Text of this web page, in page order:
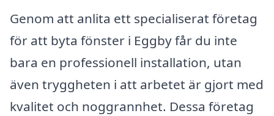
Genom att anlita ett specialiserat företag
för att byta fönster i Eggby får du inte
bara en professionell installation, utan
även tryggheten i att arbetet är gjort med
kvalitet och noggrannhet. Dessa företag